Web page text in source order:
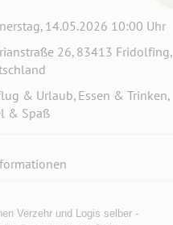
14.05.2026 10:00 Uhr
26, 83413 Fridolfing,
& Urlaub, Essen & Trinken,
& Spaß
Verzehr und Logis selber -